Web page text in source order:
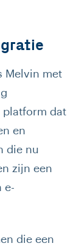
Melvin met
platform dat
en
die nu
zijn een
e-
die een